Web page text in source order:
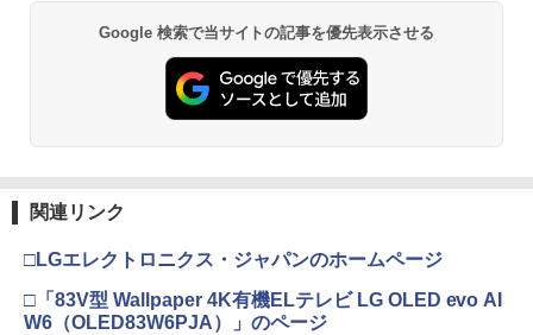
Google 検索で当サイトの記事を優先表示させる
関連リンク
□LGエレクトロニクス・ジャパンのホームページ
□「83V型 Wallpaper 4K有機ELテレビ LG OLED evo AI
W6（OLED83W6PJA）」のページ